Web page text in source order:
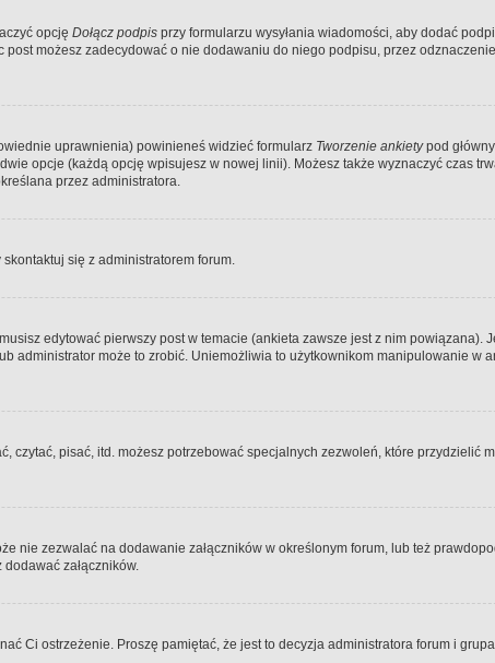
opcję Dołącz podpis przy formularzu wysyłania wiadomości, aby dodać
możesz zadecydować o nie dodawaniu do niego podpisu, przez
uprawnienia) powinieneś widzieć formularz Tworzenie ankietypod
opcje (każdą opcję wpisujesz w nowej linii). Możesz także wyznaczyć czas
przez administratora.
się z administratorem forum.
edytować pierwszy post w temacie (ankieta zawsze jest z nim powiązana).
administrator może to zrobić. Uniemożliwia to użytkownikom manipulowanie w
pisać, itd. możesz potrzebować specjalnych zezwoleń, które przydzielić
nie zezwalać na dodawanie załączników w określonym forum, lub też
załączników.
Ci ostrzeżenie. Proszę pamiętać, że jest to decyzja administratora forum i